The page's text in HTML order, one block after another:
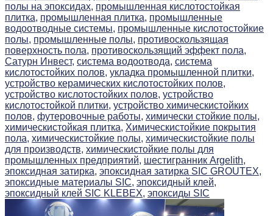
полы на эпоксидах, промышленная кислотостойкая
плитка, промышленная плитка, промышленные
водоотводные системы, промышленные кислотостойкие
полы, промышленные полы, противоскользящая
поверхность пола, противоскользящий эффект пола,
Сатурн Инвест, система водоотвода, система
кислотостойких полов, укладка промышленной плитки,
устройство керамических кислотостойких полов,
устройство кислотостойких полов, устройство
кислотостойкой плитки, устройство химическистойких
полов, футеровочные работы, химически стойкие полы,
химическистойкая плитка, Химическистойкие покрытия
пола, химическистойкие полы, химическистойкие полы
для производств, химическистойкие полы для
промышленных предприятий, шестигранник Argelith,
эпоксидная затирка, эпоксидная затирка SIC GROUTEX,
эпоксидные материалы SIC, эпоксидный клей,
эпоксидный клей SIC KLEBEX, эпоксиды SIC